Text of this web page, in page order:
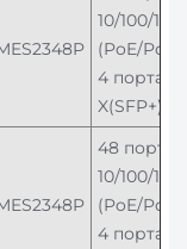
10/100/
(PoE/
4 порта
X(SFP+)
48 портов
10/100/
(PoE/
4 порта